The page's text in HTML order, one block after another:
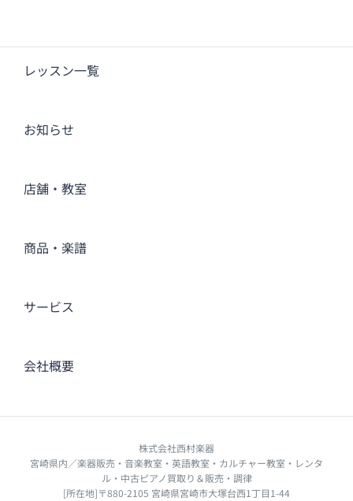
レッスン一覧
お知らせ
店舗・教室
商品・楽譜
サービス
会社概要
株式会社西村楽器
宮崎県内／楽器販売・音楽教室・英語教室・カルチャー教室・レンタ
ル・中古ピアノ買取り＆販売・調律
[所在地]〒880-2105 宮崎県宮崎市大塚台西1丁目1-44